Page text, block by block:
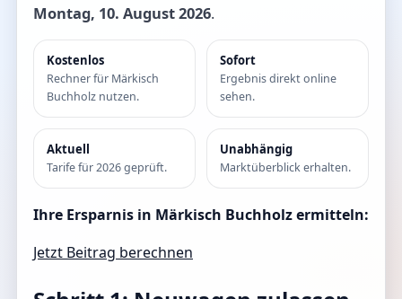
Montag, 10. August 2026.
Kostenlos
Rechner für Märkisch
Buchholz nutzen.
Sofort
Ergebnis direkt online
sehen.
Aktuell
Tarife für 2026 geprüft.
Unabhängig
Marktüberblick erhalten.
Ihre Ersparnis in Märkisch Buchholz ermitteln:
Jetzt Beitrag berechnen